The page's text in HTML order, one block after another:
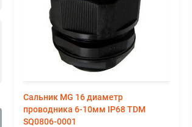
Сальник MG 16 диаметр
проводника 6-10мм IP68 TDM
SQ0806-0001